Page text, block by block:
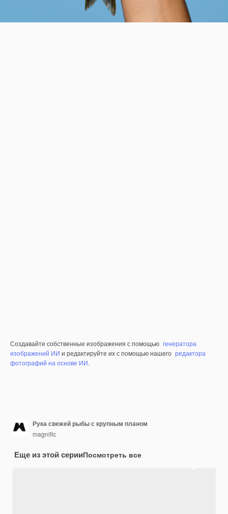
Создавайте собственные изображения с помощью генератора
изображений ИИ и редактируйте их с помощью нашего редактора
фотографий на основе ИИ.
Рука свежей рыбы с крупным планом
magnific
Еще из этой серииПосмотреть все